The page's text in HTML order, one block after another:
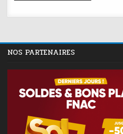
NOS PARTENAIRES